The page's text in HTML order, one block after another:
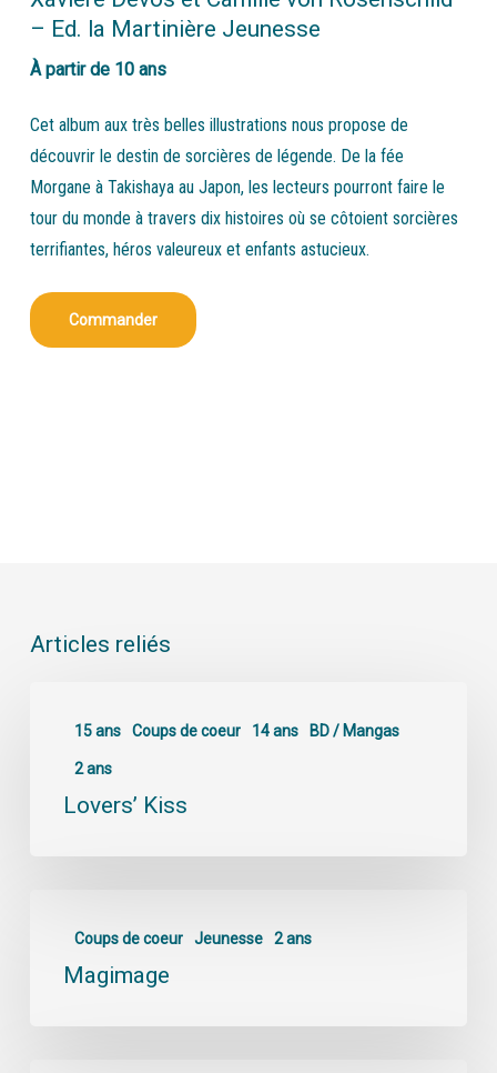
– Ed. la Martinière Jeunesse
À partir de 10 ans
Cet album aux très belles illustrations nous propose de
découvrir le destin de sorcières de légende. De la fée
Morgane à Takishaya au Japon, les lecteurs pourront faire le
tour du monde à travers dix histoires où se côtoient sorcières
terrifiantes, héros valeureux et enfants astucieux.
Commander
Articles reliés
15 ans Coups de coeur 14 ans BD / Mangas
2 ans
Lovers’ Kiss
Coups de coeur Jeunesse 2 ans
Magimage